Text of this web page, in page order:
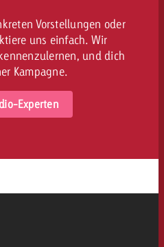
Vorstellungen oder
uns einfach. Wir
und dich
Kampagne.
Experten